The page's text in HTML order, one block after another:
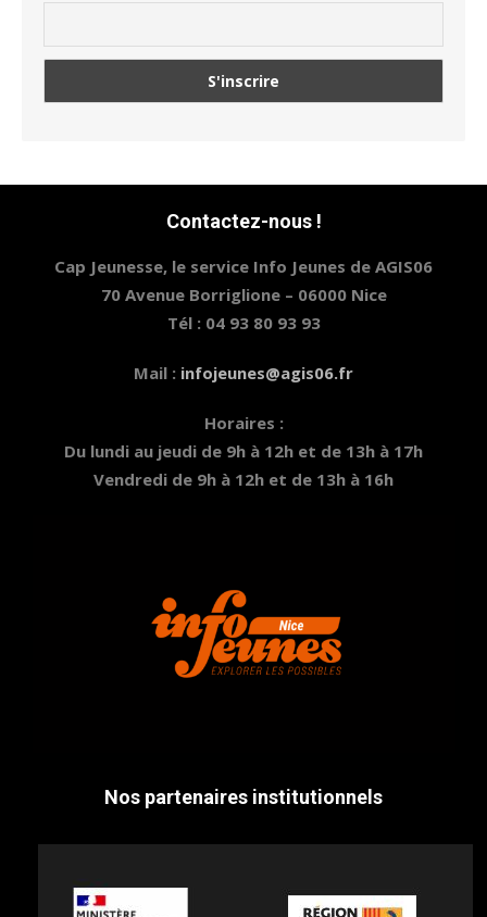
Contactez-nous !
Cap Jeunesse, le service Info Jeunes de AGIS06
70 Avenue Borriglione – 06000 Nice
Tél : 04 93 80 93 93
Mail : infojeunes@agis06.fr
Horaires :
Du lundi au jeudi de 9h à 12h et de 13h à 17h
Vendredi de 9h à 12h et de 13h à 16h
Nos partenaires institutionnels